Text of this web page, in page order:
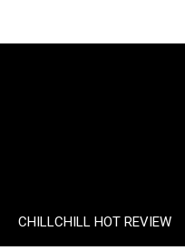
CHILLCHILL HOT REVIEW